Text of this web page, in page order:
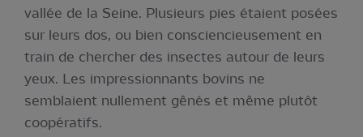
vallée de la Seine. Plusieurs pies étaient posées
sur leurs dos, ou bien consciencieusement en
train de chercher des insectes autour de leurs
yeux. Les impressionnants bovins ne
semblaient nullement gênés et même plutôt
coopératifs.